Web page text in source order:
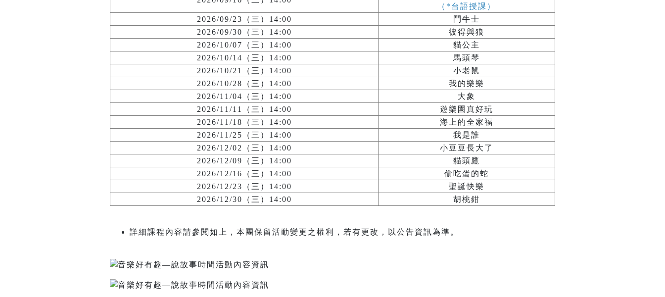
（*台語授課）
2026/09/23（三）14:00
鬥牛士
2026/09/30（三）14:00
彼得與狼
2026/10/07（三）14:00
貓公主
2026/10/14（三）14:00
馬頭琴
2026/10/21（三）14:00
小老鼠
2026/10/28（三）14:00
我的樂樂
2026/11/04（三）14:00
大象
2026/11/11（三）14:00
遊樂園真好玩
2026/11/18（三）14:00
海上的全家福
2026/11/25（三）14:00
我是誰
2026/12/02（三）14:00
小豆豆長大了
2026/12/09（三）14:00
貓頭鷹
2026/12/16（三）14:00
偷吃蛋的蛇
2026/12/23（三）14:00
聖誕快樂
2026/12/30（三）14:00
胡桃鉗
詳細課程內容請參閱如上，本團保留活動變更之權利，若有更改，以公告資訊為準。